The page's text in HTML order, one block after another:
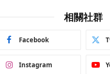
相關社群
Facebook
Instagram